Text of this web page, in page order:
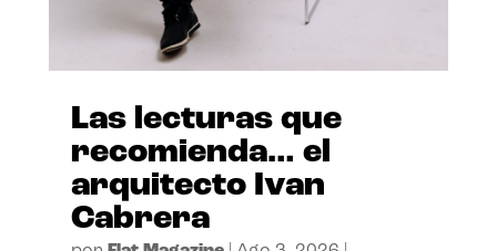
Las lecturas que
recomienda… el
arquitecto Ivan
Cabrera